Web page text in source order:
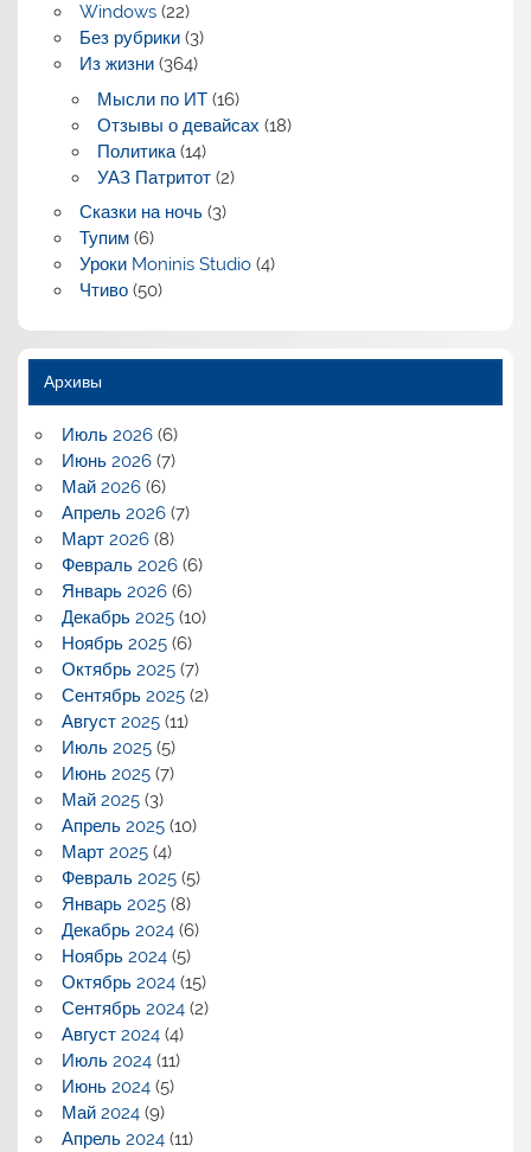
Windows(22)
Без рубрики(3)
Из жизни(364)
Мысли по ИТ(16)
Отзывы о девайсах (18)
Политика(14)
УАЗ Патритот(2)
Сказки на ночь(3)
Тупим(6)
Уроки Moninis Studio(4)
Чтиво(50)
Архивы
Июль 2026(6)
Июнь 2026(7)
Май 2026(6)
Апрель 2026(7)
Март 2026(8)
Февраль 2026(6)
Январь 2026(6)
Декабрь 2025(10)
Ноябрь 2025(6)
Октябрь 2025(7)
Сентябрь 2025(2)
Август 2025(11)
Июль 2025(5)
Июнь 2025(7)
Май 2025(3)
Апрель 2025(10)
Март 2025(4)
Февраль 2025(5)
Январь 2025(8)
Декабрь 2024(6)
Ноябрь 2024(5)
Октябрь 2024(15)
Сентябрь 2024(2)
Август 2024(4)
Июль 2024(11)
Июнь 2024(5)
Май 2024(9)
Апрель 2024(11)